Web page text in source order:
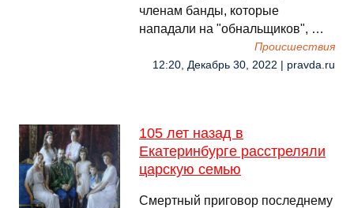
членам банды, которые
нападали на "обнальщиков", …
Происшествия
12:20, Декабрь 30, 2022 | pravda.ru
105 лет назад в
Екатеринбурге расстреляли
царскую семью
Смертный приговор последнему